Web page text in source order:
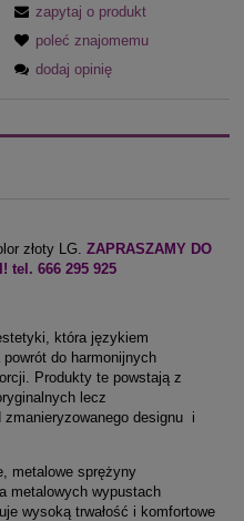
zapytaj o produkt
poleć znajomemu
dodaj opinię
złoty LG. ZAPRASZAMY DO
tel. 666 295 925
która językiem
do harmonijnych
Produkty te powstają z
lecz
designu i
metalowe sprężyny
metalowych wypustach
wysoką trwałość i komfortowe